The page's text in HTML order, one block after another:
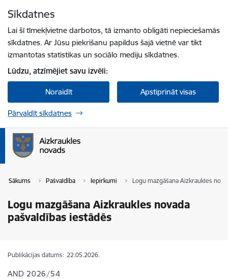
Sīkdatnes
Lai šī tīmekļvietne darbotos, tā izmanto obligāti nepieciešamās
sīkdatnes. Ar Jūsu piekrišanu papildus šajā vietnē var tikt
izmantotas statistikas un sociālo mediju sīkdatnes.
Lūdzu, atzīmējiet savu izvēli:
Noraidīt Apstiprināt visas
Pārvaldīt sīkdatnes
Sākums Pašvaldība Iepirkumi Logu mazgāšana Aizkraukles
Logu mazgāšana Aizkraukles novada
pašvaldības iestādēs
Publikācijas datums: 22.05.2026.
AND 2026/54